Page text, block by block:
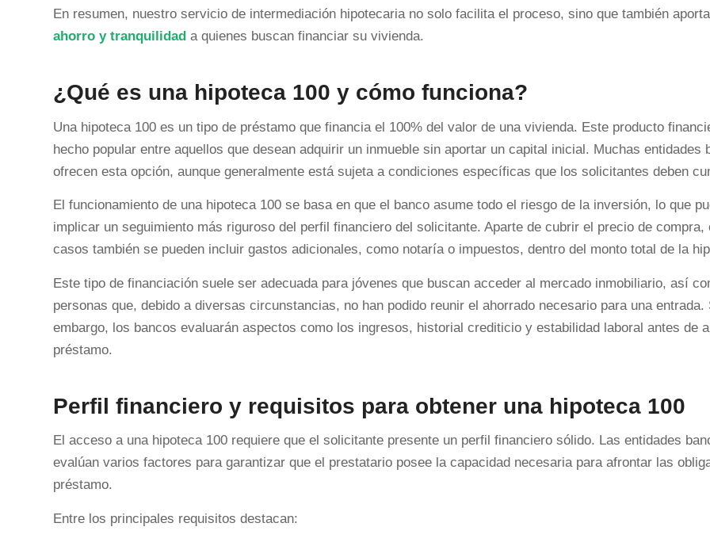
En resumen, nuestro servicio de intermediación hipotecaria no solo facilita el proceso, sino que también aporta
ahorro y tranquilidad a quienes buscan financiar su vivienda.
¿Qué es una hipoteca 100 y cómo funciona?
Una hipoteca 100 es un tipo de préstamo que financia el 100% del valor de una vivienda. Este producto
hecho popular entre aquellos que desean adquirir un inmueble sin aportar un capital inicial. Muchas entidades
ofrecen esta opción, aunque generalmente está sujeta a condiciones específicas que los solicitantes deben
El funcionamiento de una hipoteca 100 se basa en que el banco asume todo el riesgo de la inversión, lo que
implicar un seguimiento más riguroso del perfil financiero del solicitante. Aparte de cubrir el precio de compra,
casos también se pueden incluir gastos adicionales, como notaría o impuestos, dentro del monto total de la
Este tipo de financiación suele ser adecuada para jóvenes que buscan acceder al mercado inmobiliario, así
personas que, debido a diversas circunstancias, no han podido reunir el ahorrado necesario para una entrada.
embargo, los bancos evaluarán aspectos como los ingresos, historial crediticio y estabilidad laboral antes de
préstamo.
Perfil financiero y requisitos para obtener una hipoteca 100
El acceso a una hipoteca 100 requiere que el solicitante presente un perfil financiero sólido. Las entidades
evalúan varios factores para garantizar que el prestatario posee la capacidad necesaria para afrontar las
préstamo.
Entre los principales requisitos destacan: